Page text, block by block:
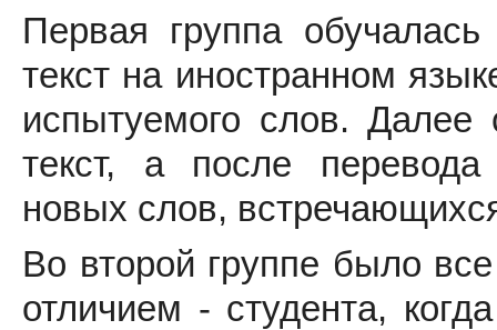
Первая группа
текст на иностранном
испытуемого слов. Далее
текст, а после
новых слов,
Во второй группе было
отличием - студента,